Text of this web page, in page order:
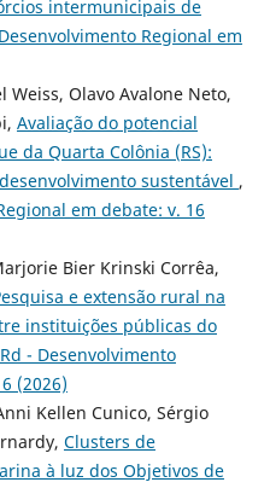
intermunicipais de
Regional em
Olavo Avalone Neto,
Avaliação do potencial
da Quarta Colônia (RS):
sustentável ,
em debate: v. 16
Bier Krinski Corrêa,
e extensão rural na
instituições públicas do
- Desenvolvimento
(2026)
Kellen Cunico, Sérgio
Clusters de
à luz dos Objetivos de